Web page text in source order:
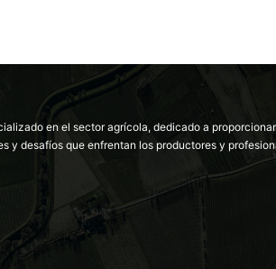
en el sector agrícola, dedicado a
y desafíos que enfrentan los productores y